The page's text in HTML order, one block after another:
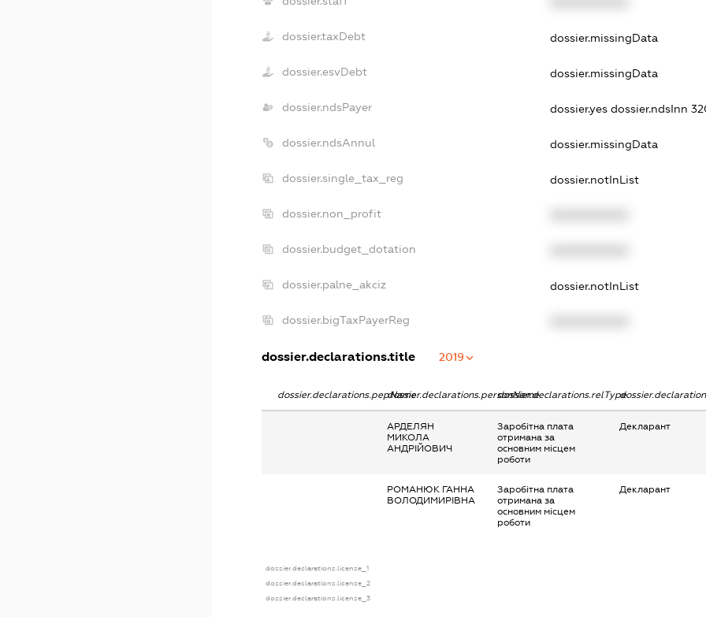
dossier.taxDebt dossier.missingData
dossier.esvDebt dossier.missingData
dossier.ndsPayer dossier.yesdossier.ndsInn
dossier.ndsAnnul dossier.missingData
dossier.single_tax_reg dossier.notInList
dossier.non_profit
dossier.budget_dotation
dossier.palne_akciz dossier.notInList
dossier.bigTaxPayerReg
dossier.declarations.title 2019
dossier.declarations.pepNamedossier.declarations.personNamedossier.declarations.relType
АРДЕЛЯН
МИКОЛА
АНДРІЙОВИЧ
Заробітна плата
отримана за
основним місцем
роботи
Декларант
РОМАНЮК ГАННА
ВОЛОДИМИРІВНА
Заробітна плата
отримана за
основним місцем
роботи
Декларант
dossier.declarations.license_1
dossier.declarations.license_2
dossier.declarations.license_3